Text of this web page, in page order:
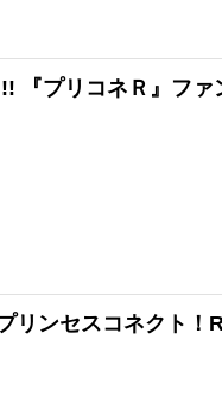
『プリコネＲ』ファ
リンセスコネクト！